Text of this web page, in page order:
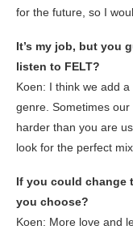
for the future, so I
It’s my job, but you
listen to FELT?
Koen: I think we add
genre. Sometimes
harder than you are
look for the perfect
If you could change
you choose?
Koen: More love and